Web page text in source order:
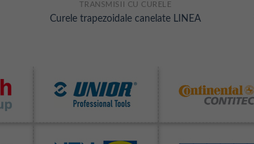
TRANSMISII CU CURELE
Curele trapezoidale canelate LINEA